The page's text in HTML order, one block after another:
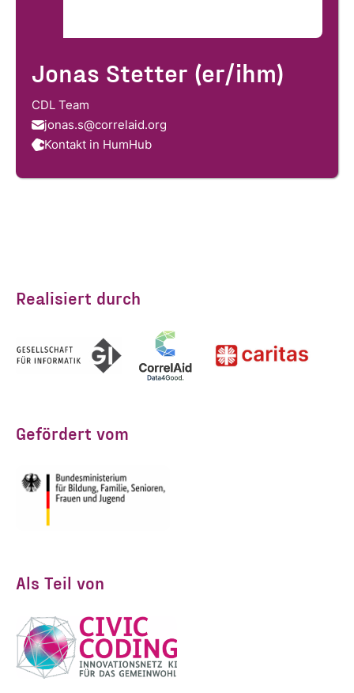
Jonas Stetter (er/ihm)
CDL Team
jonas.s@correlaid.org
Kontakt in HumHub
Realisiert durch
Gefördert vom
Als Teil von